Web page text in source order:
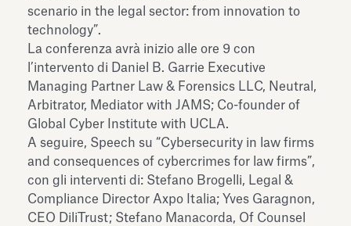
scenario in the legal sector: from innovation to
technology”.
La conferenza avrà inizio alle ore 9 con
l’intervento di Daniel B. Garrie Executive
Managing Partner Law & Forensics LLC, Neutral,
Arbitrator, Mediator with JAMS; Co-founder of
Global Cyber Institute with UCLA.
A seguire, Speech su “Cybersecurity in law firms
and consequences of cybercrimes for law firms”,
con gli interventi di: Stefano Brogelli, Legal &
Compliance Director Axpo Italia; Yves Garagnon,
CEO DiliTrust; Stefano Manacorda, Of Counsel